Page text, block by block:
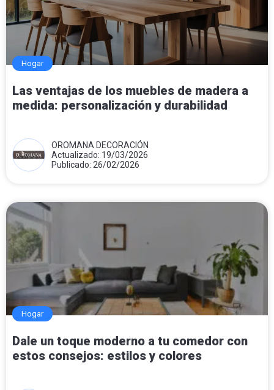
Hogar
Las ventajas de los muebles de madera a
medida: personalización y durabilidad
OROMANA DECORACIÓN
Actualizado: 19/03/2026
Publicado: 26/02/2026
Hogar
Dale un toque moderno a tu comedor con
estos consejos: estilos y colores